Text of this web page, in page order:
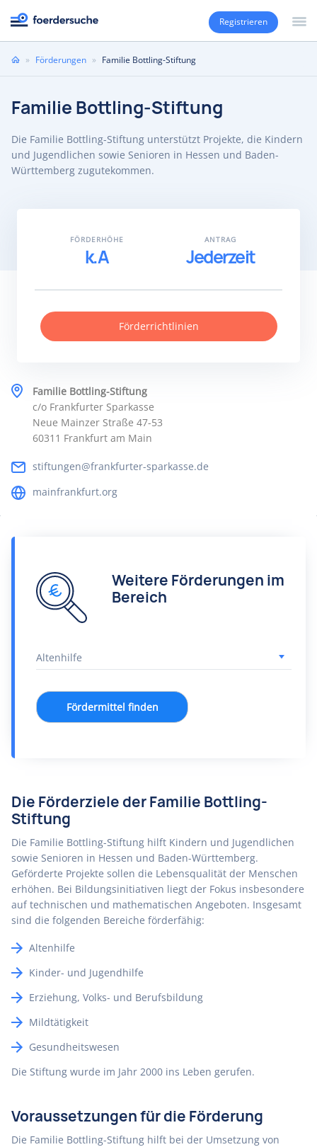
Registrieren
Sie» Förderungen » Familie Bottling-Stiftung
Familie Bottling-Stiftung
Die Familie Bottling-Stiftung unterstützt Projekte, die Kindern
und Jugendlichen sowie Senioren in Hessen und Baden-
Württemberg zugutekommen.
Familie Bottling-Stiftung
c/o Frankfurter Sparkasse
Neue Mainzer Straße 47-53
60311 Frankfurt am Main
stiftungen@frankfurter-sparkasse.de
mainfrankfurt.org
FÖRDERHÖHE
k.A
ANTRAG
Jederzeit
Förderrichtlinien
Weitere Förderungen im
Bereich
Fördermittel finden
Die Förderziele der Familie Bottling-
Stiftung
Die Familie Bottling-Stiftung hilft Kindern und Jugendlichen
sowie Senioren in Hessen und Baden-Württemberg.
Geförderte Projekte sollen die Lebensqualität der Menschen
erhöhen. Bei Bildungsinitiativen liegt der Fokus insbesondere
auf technischen und mathematischen Angeboten. Insgesamt
sind die folgenden Bereiche förderfähig:
Altenhilfe
Kinder- und Jugendhilfe
Erziehung, Volks- und Berufsbildung
Mildtätigkeit
Gesundheitswesen
Die Stiftung wurde im Jahr 2000 ins Leben gerufen.
Voraussetzungen für die Förderung
Die Familie Bottling-Stiftung hilft bei der Umsetzung von